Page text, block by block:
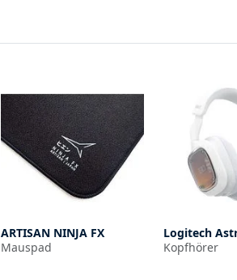
ARTISAN NINJA FX
Mauspad
Logitech
Kopfhörer